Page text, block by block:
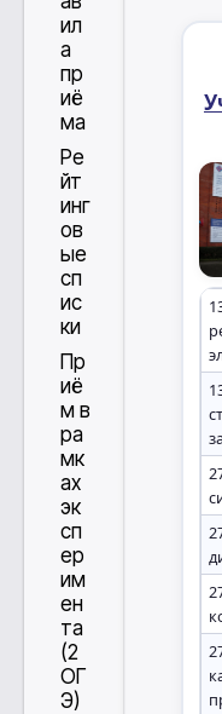
ил
а
пр
иё
ма
Ре
йт
инг
ов
ые
сп
ис
ки
Пр
иё
м в
ра
мк
ах
эк
сп
ер
им
ен
та
(2
ОГ
Э)